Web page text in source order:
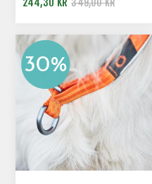
244,30 KR 349,00 KR